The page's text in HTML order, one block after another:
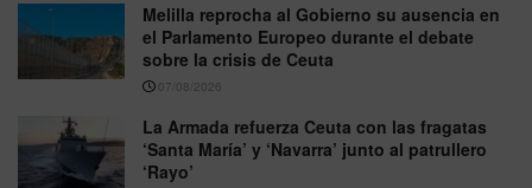
Melilla reprocha al Gobierno su ausencia en
el Parlamento Europeo durante el debate
sobre la crisis de Ceuta
07/08/2026
La Armada refuerza Ceuta con las fragatas
‘Santa María’ y ‘Navarra’ junto al patrullero
‘Rayo’